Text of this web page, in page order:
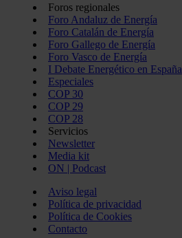
Foros regionales
Foro Andaluz de Energía
Foro Catalán de Energía
Foro Gallego de Energía
Foro Vasco de Energía
I Debate Energético en España
Especiales
COP 30
COP 29
COP 28
Servicios
Newsletter
Media kit
ON | Podcast
Aviso legal
Política de privacidad
Política de Cookies
Contacto